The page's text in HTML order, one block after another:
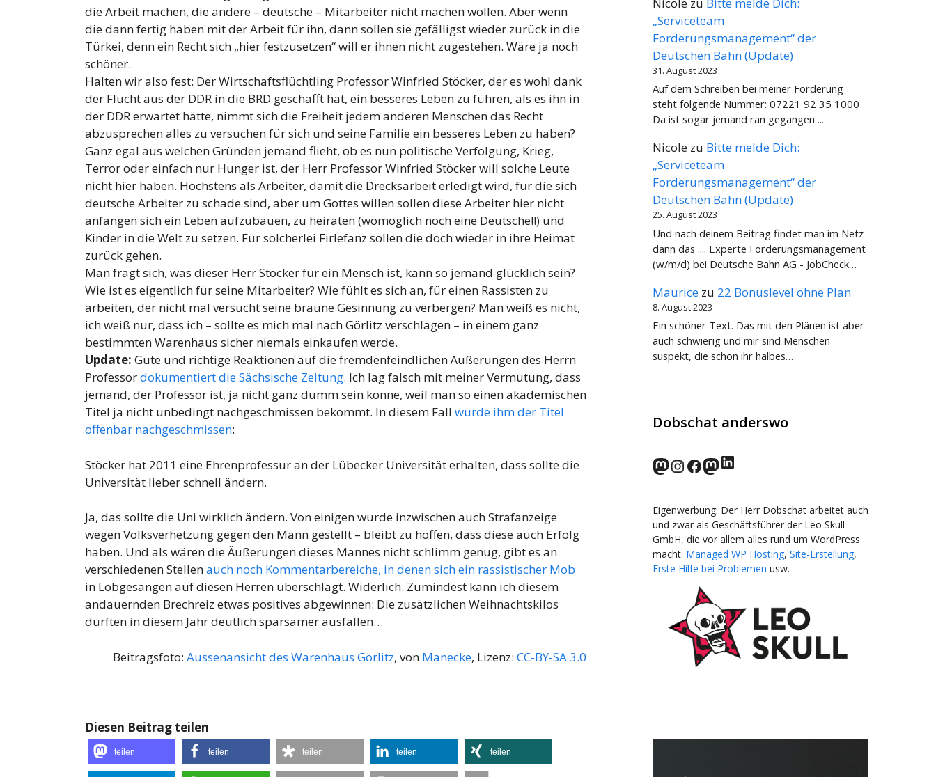
die Arbeit machen, die andere – deutsche – Mitarbeiter nicht machen wollen. Aber wenn
die dann fertig haben mit der Arbeit für ihn, dann sollen sie gefälligst wieder zurück in die
Türkei, denn ein Recht sich „hier festzusetzen“ will er ihnen nicht zugestehen. Wäre ja noch
schöner.
Halten wir also fest: Der Wirtschaftsflüchtling Professor Winfried Stöcker, der es wohl dank
der Flucht aus der DDR in die BRD geschafft hat, ein besseres Leben zu führen, als es ihn in
der DDR erwartet hätte, nimmt sich die Freiheit jedem anderen Menschen das Recht
abzusprechen alles zu versuchen für sich und seine Familie ein besseres Leben zu haben?
Ganz egal aus welchen Gründen jemand flieht, ob es nun politische Verfolgung, Krieg,
Terror oder einfach nur Hunger ist, der Herr Professor Winfried Stöcker will solche Leute
nicht hier haben. Höchstens als Arbeiter, damit die Drecksarbeit erledigt wird, für die sich
deutsche Arbeiter zu schade sind, aber um Gottes willen sollen diese Arbeiter hier nicht
anfangen sich ein Leben aufzubauen, zu heiraten (womöglich noch eine Deutsche!!) und
Kinder in die Welt zu setzen. Für solcherlei Firlefanz sollen die doch wieder in ihre Heimat
zurück gehen.
Man fragt sich, was dieser Herr Stöcker für ein Mensch ist, kann so jemand glücklich sein?
Wie ist es eigentlich für seine Mitarbeiter? Wie fühlt es sich an, für einen Rassisten zu
arbeiten, der nicht mal versucht seine braune Gesinnung zu verbergen? Man weiß es nicht,
ich weiß nur, dass ich – sollte es mich mal nach Görlitz verschlagen – in einem ganz
bestimmten Warenhaus sicher niemals einkaufen werde.
Update: Gute und richtige Reaktionen auf die fremdenfeindlichen Äußerungen des Herrn
Professordokumentiert die Sächsische Zeitung. Ich lag falsch mit meiner Vermutung, dass
jemand, der Professor ist, ja nicht ganz dumm sein könne, weil man so einen akademischen
Titel ja nicht unbedingt nachgeschmissen bekommt. In diesem Fall wurde ihm der Titel
offenbar nachgeschmissen:
Stöcker hat 2011 eine Ehrenprofessur an der Lübecker Universität erhalten, dass sollte die
Universität lieber schnell ändern.
Ja, das sollte die Uni wirklich ändern. Von einigen wurde inzwischen auch Strafanzeige
wegen Volksverhetzung gegen den Mann gestellt – bleibt zu hoffen, dass diese auch Erfolg
haben. Und als wären die Äußerungen dieses Mannes nicht schlimm genug, gibt es an
verschiedenen Stellenauch noch Kommentarbereiche, in denen sich ein rassistischer Mob
in Lobgesängen auf diesen Herren überschlägt. Widerlich. Zumindest kann ich diesem
andauernden Brechreiz etwas positives abgewinnen: Die zusätzlichen Weihnachtskilos
dürften in diesem Jahr deutlich sparsamer ausfallen…
Beitragsfoto: Aussenansicht des Warenhaus Görlitz, von Manecke, Lizenz: CC-BY-SA 3.0
Diesen Beitrag teilen
teilen teilen teilen teilen teilen
„Serviceteam
Forderungsmanagement“ der
Deutschen Bahn (Update)
31. August 2023
Auf dem Schreiben bei meiner Forderung
steht folgende Nummer: 07221 92 35 1000
Da ist sogar jemand ran gegangen ...
Nicole zu Bitte melde Dich:
„Serviceteam
Forderungsmanagement“ der
Deutschen Bahn (Update)
25. August 2023
Und nach deinem Beitrag findet man im Netz
dann das .... Experte Forderungsmanagement
(w/m/d) bei Deutsche Bahn AG - JobCheck…
Maurice zu 22 Bonuslevel ohne Plan
8. August 2023
Ein schöner Text. Das mit den Plänen ist aber
auch schwierig und mir sind Menschen
suspekt, die schon ihr halbes…
Dobschat anderswo
norden.social
Instagram
Facebook
wp-punks.social
LinkedIn
Eigenwerbung: Der Herr Dobschat arbeitet auch
und zwar als Geschäftsführer der Leo Skull
GmbH, die vor allem alles rund um WordPress
macht: Managed WP Hosting, Site-Erstellung,
Erste Hilfe bei Problemen usw.